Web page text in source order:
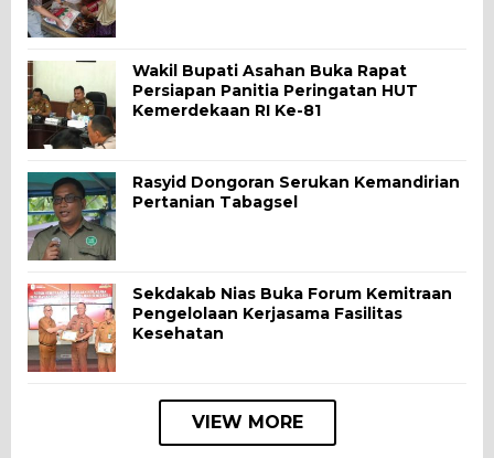
Wakil Bupati Asahan Buka Rapat
Persiapan Panitia Peringatan HUT
Kemerdekaan RI Ke-81
Rasyid Dongoran Serukan Kemandirian
Pertanian Tabagsel
Sekdakab Nias Buka Forum Kemitraan
Pengelolaan Kerjasama Fasilitas
Kesehatan
VIEW MORE